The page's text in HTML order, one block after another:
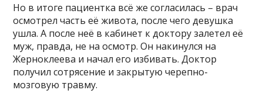
Но в итоге пациентка всё же согласилась – врач
осмотрел часть её живота, после чего девушка
ушла. А после неё в кабинет к доктору залетел её
муж, правда, не на осмотр. Он накинулся на
Жерноклеева и начал его избивать. Доктор
получил сотрясение и закрытую черепно-
мозговую травму.